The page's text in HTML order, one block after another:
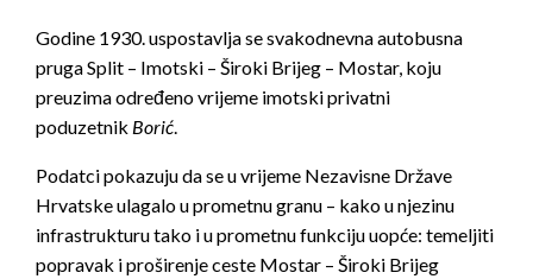
Godine 1930. uspostavlja se svakodnevna autobusna
pruga Split – Imotski – Široki Brijeg – Mostar, koju
preuzima određeno vrijeme imotski privatni
poduzetnik Borić.
Podatci pokazuju da se u vrijeme Nezavisne Države
Hrvatske ulagalo u prometnu granu – kako u njezinu
infrastrukturu tako i u prometnu funkciju uopće: temeljiti
popravak i proširenje ceste Mostar – Široki Brijeg